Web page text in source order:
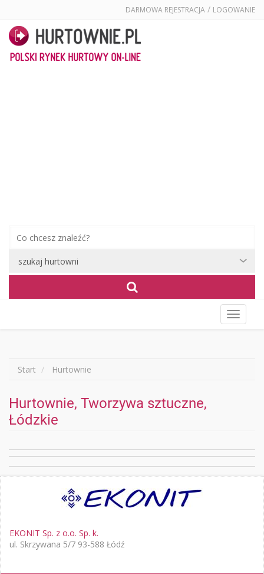
DARMOWA REJESTRACJA / LOGOWANIE
menu
Start Hurtownie
Hurtownie, Tworzywa sztuczne,
Łódzkie
EKONIT Sp. z o.o. Sp. k.
ul. Skrzywana 5/7 93-588 Łódź